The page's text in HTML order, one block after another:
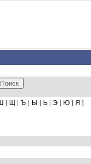
| Щ | Ъ| Ы | Ь| Э| Ю| Я ]